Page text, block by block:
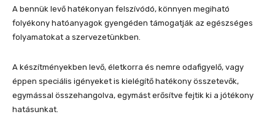
A bennük levő hatékonyan felszívódó, könnyen megiható
folyékony hatóanyagok gyengéden támogatják az egészséges
folyamatokat a szervezetünkben.
A készítményekben levő, életkorra és nemre odafigyelő, vagy
éppen speciális igényeket is kielégítő hatékony összetevők,
egymással összehangolva, egymást erősítve fejtik ki a jótékony
hatásunkat.